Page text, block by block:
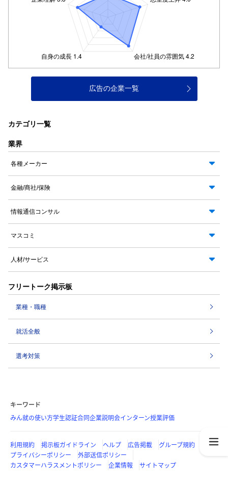
広告の企業一覧
カテゴリ一覧
業界
各種メーカー
金融/商社/保険
情報通信コンサル
マスコミ
人材/サービス
フリートーク掲示板
業種・職種
就活全般
選考対策
キーワード
みん就の使い方学生認証合同企業説明会インターン授業評価
利用規約 掲示板ガイドライン ヘルプ 広告掲載
グループ規約
プライバシーポリシー
外部送信ポリシー
カスタマーハラスメントポリシー
企業情報 サイトマップ